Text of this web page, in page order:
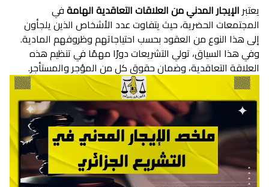
يعتبر الإيجار المدني من العلاقات التعاقدية الهامةفي
المجتمعات الحضرية، حيث يتفاوت عدد الأشخاص الذين يلجأون
إلى هذا النوع من العقود بحسب احتياجاتهم وظروفهم المادية.
وفي هذا السياق، تولي التشريعات دورًا مهمًا في تنظيم هذه
العلاقة التعاقدية، وضمان حقوق كل من المؤجر والمستأجر.